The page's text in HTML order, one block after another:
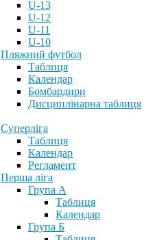
U-13
U-12
U-11
U-10
Пляжний футбол
Таблиця
Календар
Бомбардири
Дисциплінарна таблиця
Суперліга
Таблиця
Календар
Регламент
Перша ліга
Група А
Таблиця
Календар
Група Б